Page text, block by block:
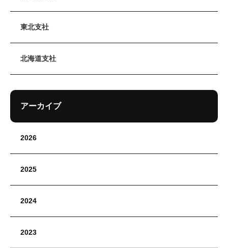
東北支社
北海道支社
アーカイブ
2026
2025
2024
2023